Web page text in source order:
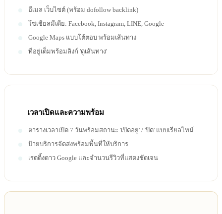
อีเมล เว็บไซต์ (พร้อม dofollow backlink)
โซเชียลมีเดีย: Facebook, Instagram, LINE, Google
Google Maps แบบโต้ตอบ พร้อมเส้นทาง
ที่อยู่เต็มพร้อมลิงก์ 'ดูเส้นทาง'
เวลาเปิดและความพร้อม
ตารางเวลาเปิด 7 วันพร้อมสถานะ 'เปิดอยู่' / 'ปิด' แบบเรียลไทม์
ป้ายบริการจัดส่งพร้อมพื้นที่ให้บริการ
เรตติ้งดาว Google และจำนวนรีวิวที่แสดงชัดเจน